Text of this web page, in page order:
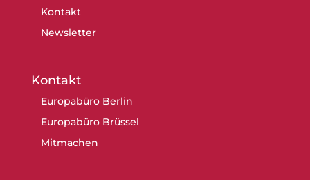
Kontakt
Newsletter
Kontakt
Europabüro Berlin
Europabüro Brüssel
Mitmachen